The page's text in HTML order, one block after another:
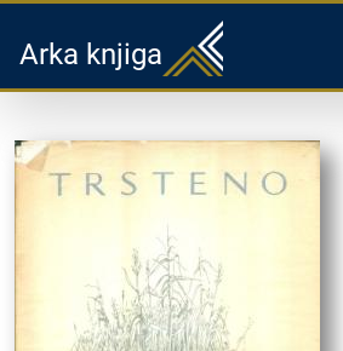
Arka knjiga